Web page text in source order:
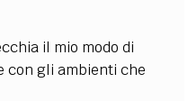
il mio modo di
con gli ambienti che